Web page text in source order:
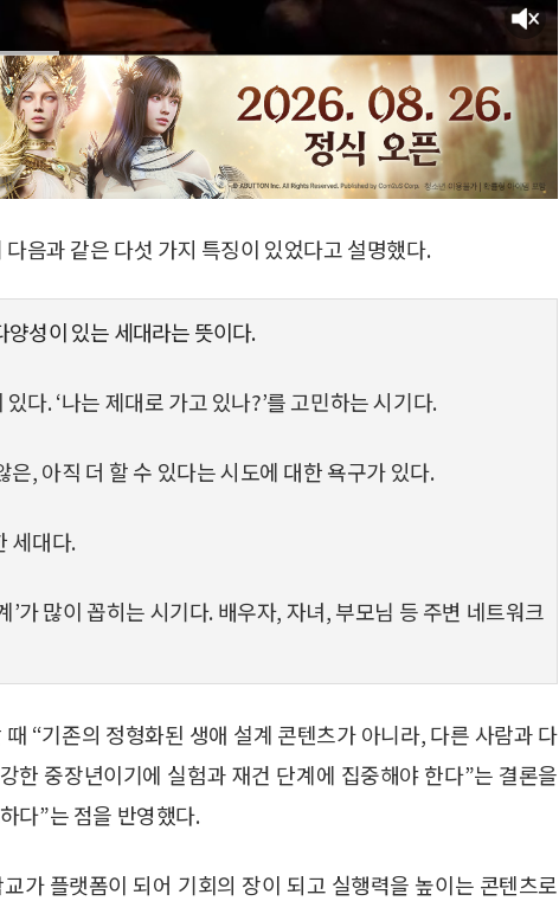
음과 같은 다섯 가지 특징이 있었다고 설명했다.
양성이 있는 세대라는 뜻이다.
다. ‘나는 제대로 가고 있나?’를 고민하는 시기다.
, 아직 더 할 수 있다는 시도에 대한 욕구가 있다.
세대다.
가 많이 꼽히는 시기다. 배우자, 자녀, 부모님 등 주변 네트워크
“기존의 정형화된 생애 설계 콘텐츠가 아니라, 다른 사람과 다
한 중장년이기에 실험과 재건 단계에 집중해야 한다”는 결론을
다”는 점을 반영했다.
가 플랫폼이 되어 기회의 장이 되고 실행력을 높이는 콘텐츠로